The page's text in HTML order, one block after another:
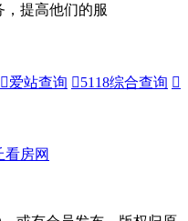
提高他们的服
爱站查询 5118综合查询 
看房网